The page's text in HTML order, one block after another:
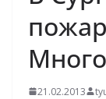
21.02.2013